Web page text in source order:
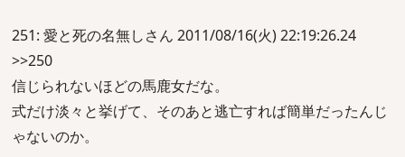
251: 愛と死の名無しさん 2011/08/16(火) 22:19:26.24
>>250
信じられないほどの馬鹿女だな。
式だけ淡々と挙げて、そのあと逃亡すれば簡単だったんじ
ゃないのか。